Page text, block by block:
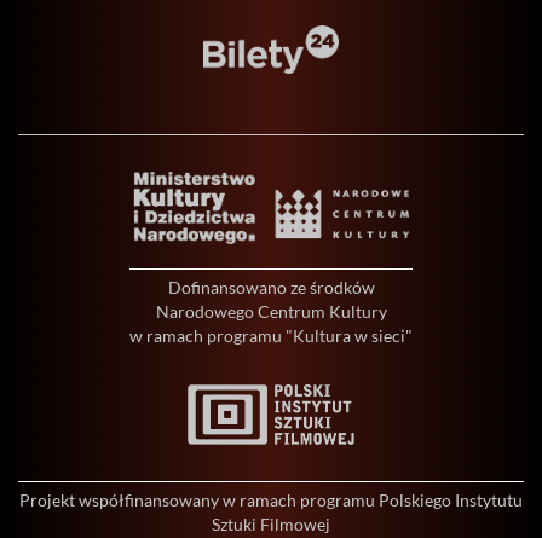
Dofinansowano ze środków
Narodowego Centrum Kultury
w ramach programu "Kultura w sieci"
Projekt współfinansowany w ramach programu Polskiego Instytutu
Sztuki Filmowej